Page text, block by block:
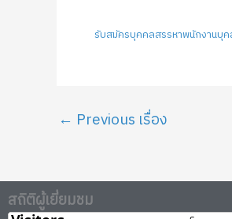
รับสมัครบุคคลสรรหาพนักงานบุ
← Previous เรื่อง
สถิติผู้เยี่ยมชม